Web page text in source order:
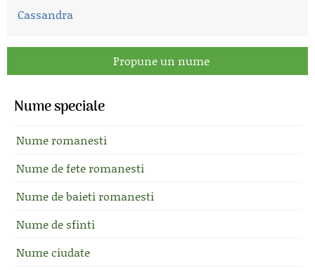
Cassandra
Propune un nume
Nume speciale
Nume romanesti
Nume de fete romanesti
Nume de baieti romanesti
Nume de sfinti
Nume ciudate